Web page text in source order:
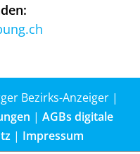
Bezirks-Anzeiger |
| AGBs digitale
| Impressum